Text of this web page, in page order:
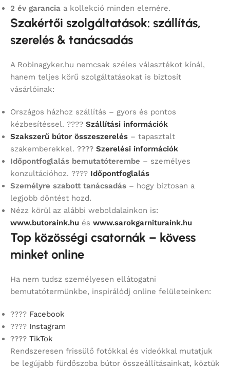
2 év garancia a kollekció minden elemére.
Szakértői szolgáltatások: szállítás,
szerelés & tanácsadás
A Robinagyker.hu nemcsak széles választékot kínál,
hanem teljes körű szolgáltatásokat is biztosít
vásárlóinak:
Országos házhoz szállítás – gyors és pontos
kézbesítéssel. ???? Szállítási információk
Szakszerű bútor összeszerelés – tapasztalt
szakemberekkel. ???? Szerelési információk
Időpontfoglalás bemutatóterembe – személyes
konzultációhoz. ???? Időpontfoglalás
Személyre szabott tanácsadás – hogy biztosan a
legjobb döntést hozd.
Nézz körül az alábbi weboldalainkon is:
www.butoraink.hu és www.sarokgarnituraink.hu
Top közösségi csatornák – kövess
minket online
Ha nem tudsz személyesen ellátogatni
bemutatótermünkbe, inspirálódj online felületeinken:
???? Facebook
???? Instagram
???? TikTok
Rendszeresen frissülő fotókkal és videókkal mutatjuk
be legújabb fürdőszoba bútor összeállításainkat, köztük